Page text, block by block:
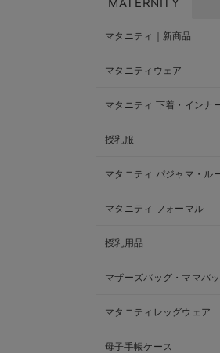
マタニティ｜新商品
マタニティウェア
マタニティ 下着・インナ
授乳服
マタニティ パジャマ・ル
マタニティ フォーマル
授乳用品
マザーズバッグ・ママバ
マタニティレッグウェア
母子手帳ケース